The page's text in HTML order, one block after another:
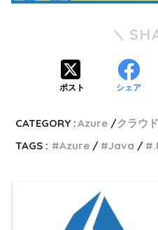
ポスト シェア
CATEGORY :Azure クラウド
TAGS :
Azure Java